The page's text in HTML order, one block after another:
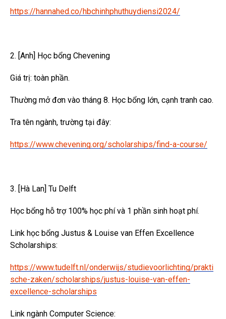
https://hannahed.co/hbchinhphuthuydiensi2024/
2. [Anh] Học bổng Chevening
Giá trị: toàn phần.
Thường mở đơn vào tháng 8. Học bổng lớn, cạnh tranh cao.
Tra tên ngành, trường tại đây:
https://www.chevening.org/scholarships/find-a-course/
3. [Hà Lan] Tu Delft
Học bổng hỗ trợ 100% học phí và 1 phần sinh hoạt phí.
Link học bổng Justus & Louise van Effen Excellence
Scholarships:
https://www.tudelft.nl/onderwijs/studievoorlichting/prakti
sche-zaken/scholarships/justus-louise-van-effen-
excellence-scholarships
Link ngành Computer Science: